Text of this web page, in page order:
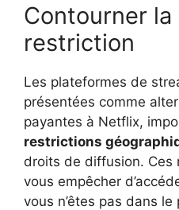
Contourner
restriction
Les plateformes de
présentées comme
payantes à Netflix,
restrictions
droits de diffusion. Ces
vous empêcher
vous n’êtes pas dans le